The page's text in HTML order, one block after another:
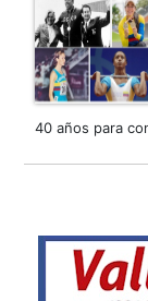
40 años para